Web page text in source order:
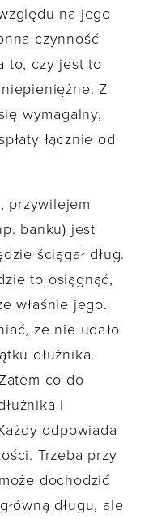
na jego
czynność
to, czy jest to
Z
wymagalny,
łącznie od
przywilejem
banku) jest
ściągał dług.
to osiągnąć,
właśnie jego.
że nie udało
dłużnika.
co do
i
odpowiada
Trzeba przy
dochodzić
długu, ale